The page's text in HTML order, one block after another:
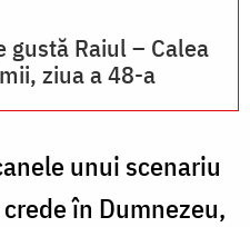
gustă Raiul – Calea
ziua a 48-a
unui scenariu
în Dumnezeu,